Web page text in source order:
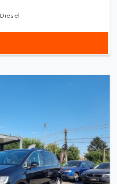
Diesel